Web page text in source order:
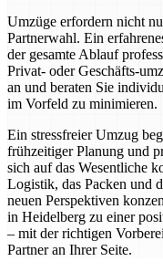
Umzüge erfordern nicht
Partnerwahl. Ein
der gesamte Ablauf
Privat- oder Geschäfts-
an und beraten Sie
im Vorfeld zu minimieren.
Ein stressfreier Umzug
frühzeitiger Planung und
sich auf das Wesentliche
Logistik, das Packen und
neuen Perspektiven
in Heidelberg zu einer
– mit der richtigen
Partner an Ihrer Seite.